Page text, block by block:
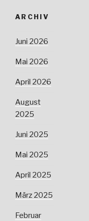
ARCHIV
Juni 2026
Mai 2026
April 2026
August
2025
Juni 2025
Mai 2025
April 2025
März 2025
Februar